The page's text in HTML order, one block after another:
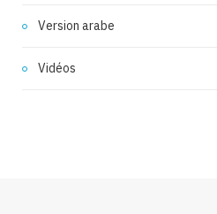
Version arabe
Vidéos